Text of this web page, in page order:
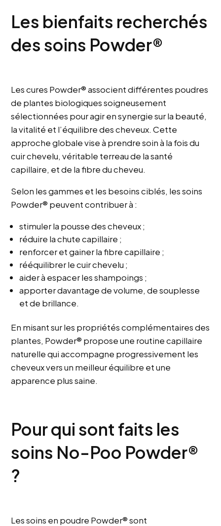
Les bienfaits recherchés
des soins Powder®
Les cures Powder® associent différentes poudres
de plantes biologiques soigneusement
sélectionnées pour agir en synergie sur la beauté,
la vitalité et l’équilibre des cheveux. Cette
approche globale vise à prendre soin à la fois du
cuir chevelu, véritable terreau de la santé
capillaire, et de la fibre du cheveu.
Selon les gammes et les besoins ciblés, les soins
Powder® peuvent contribuer à :
stimuler la pousse des cheveux ;
réduire la chute capillaire ;
renforcer et gainer la fibre capillaire ;
rééquilibrer le cuir chevelu ;
aider à espacer les shampoings ;
apporter davantage de volume, de souplesse
et de brillance.
En misant sur les propriétés complémentaires des
plantes, Powder® propose une routine capillaire
naturelle qui accompagne progressivement les
cheveux vers un meilleur équilibre et une
apparence plus saine.
Pour qui sont faits les
soins No-Poo Powder®
?
Les soins en poudre Powder® sont